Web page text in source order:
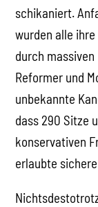
schikaniert.
wurden alle
durch
Reformer und
unbekannte
dass 290 Sitze
konservativen
erlaubte